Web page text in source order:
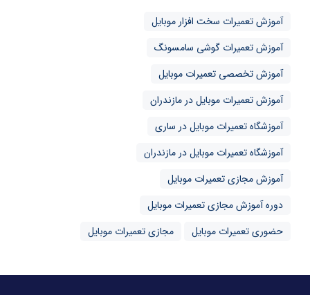
آموزش تعمیرات سخت افزار موبایل
آموزش تعمیرات گوشی سامسونگ
آموزش تخصصی تعمیرات موبایل
آموزش تعمیرات موبایل در مازندران
آموزشگاه تعمیرات موبایل در ساری
آموزشگاه تعمیرات موبایل در مازندران
آموزش مجازی تعمیرات موبایل
دوره آموزش مجازی تعمیرات موبایل
حضوری تعمیرات موبایل
مجازی تعمیرات موبایل